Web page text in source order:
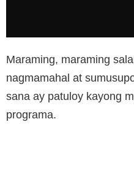
Maraming, maraming
nagmamahal at
sana ay patuloy kayong
programa.